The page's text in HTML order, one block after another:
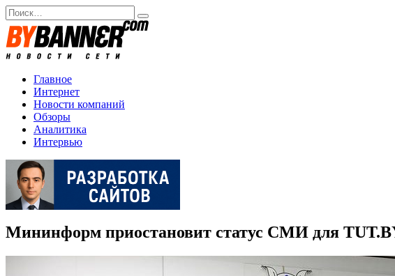
Перейти
к
содержанию
Search
for:
Главное
Интернет
Новости компаний
Обзоры
Аналитика
Интервью
Мининформ приостановит статус СМИ для